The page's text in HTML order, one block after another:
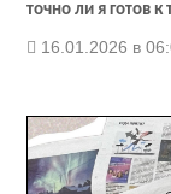
точно ли я готов к
16.01.2026 в